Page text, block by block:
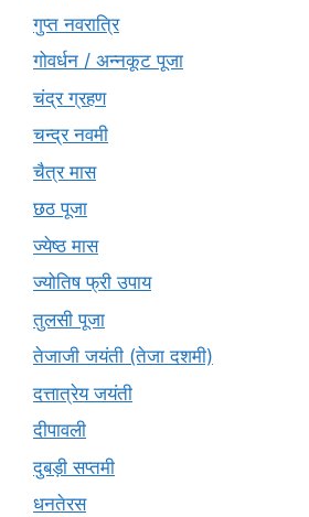
गुप्त नवरात्रि
गोवर्धन / अन्नकूट पूजा
चंद्र ग्रहण
चन्द्र नवमी
चैत्र मास
छठ पूजा
ज्येष्ठ मास
ज्योतिष फ्री उपाय
तुलसी पूजा
तेजाजी जयंती (तेजा दशमी)
दत्तात्रेय जयंती
दीपावली
दुबड़ी सप्तमी
धनतेरस